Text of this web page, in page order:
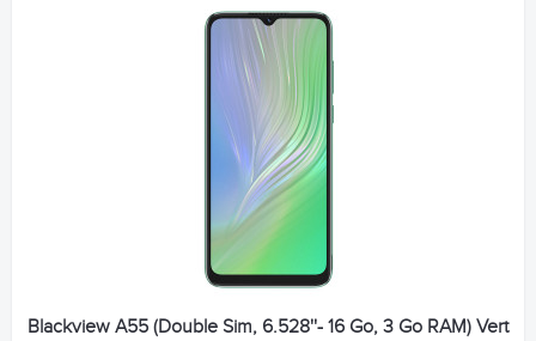
Blackview A55 (Double Sim, 6.528''- 16 Go, 3 Go RAM) Vert